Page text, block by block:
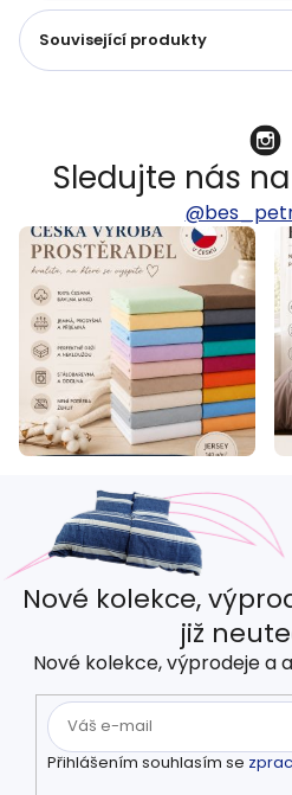
Související produkty
Sledujte nás
Nové kolekce,
již
Nové kolekce, výprodeje a
Přihlášením souhlasím se